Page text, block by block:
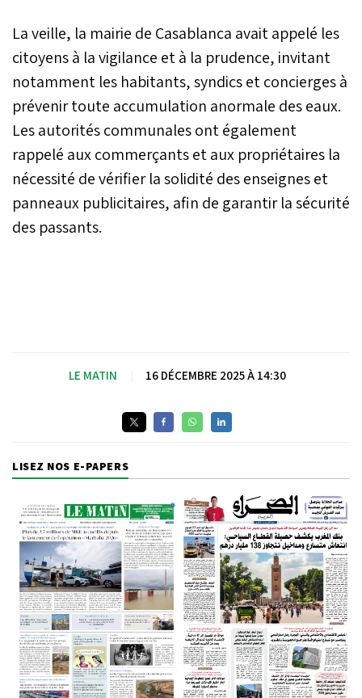
du Royaume. À
Casablanca, métropole
économique du pays,
l’intensité des
précipitations et des
rafales marque un
phénomène rare, que la
ville n’avait plus connu
depuis de nombreuses
années.
La veille, la mairie de Casablanca avait appelé les
citoyens à la vigilance et à la prudence, invitant
notamment les habitants, syndics et concierges à
prévenir toute accumulation anormale des eaux.
Les autorités communales ont également
rappelé aux commerçants et aux propriétaires la
nécessité de vérifier la solidité des enseignes et
panneaux publicitaires, afin de garantir la sécurité
des passants.
LE MATIN 16 DÉCEMBRE 2025 À 14:30
LISEZ NOS E-PAPERS